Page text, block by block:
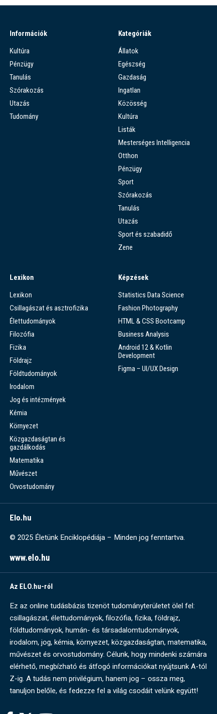
Információk
Kultúra
Pénzügy
Tanulás
Szórakozás
Utazás
Tudomány
Kategóriák
Állatok
Egészség
Gazdaság
Ingatlan
Közösség
Kultúra
Listák
Mesterséges Intelligencia
Otthon
Pénzügy
Sport
Szórakozás
Tanulás
Utazás
Sport és szabadidő
Zene
Lexikon
Lexikon
Csillagászat és asztrofizika
Élettudományok
Filozófia
Fizika
Földrajz
Földtudományok
Irodalom
Jog és intézmények
Kémia
Környezet
Közgazdaságtan és
gazdálkodás
Matematika
Művészet
Orvostudomány
Képzések
Statistics Data Science
Fashion Photography
HTML & CSS Bootcamp
Business Analysis
Android 12 & Kotlin
Development
Figma – UI/UX Design
Elo.hu
© 2025 Életünk Enciklopédiája – Minden jog fenntartva.
www.elo.hu
Az ELO.hu-ról
Ez az online tudásbázis tizenöt tudományterületet ölel fel:
csillagászat, élettudományok, filozófia, fizika, földrajz,
földtudományok, humán- és társadalomtudományok,
irodalom, jog, kémia, környezet, közgazdaságtan, matematika,
művészet és orvostudomány. Célunk, hogy mindenki számára
elérhető, megbízható és átfogó információkat nyújtsunk A-tól
Z-ig. A tudás nem privilégium, hanem jog – ossza meg,
tanuljon belőle, és fedezze fel a világ csodáit velünk együtt!